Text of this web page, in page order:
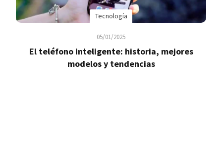
Tecnología
05/01/2025
El teléfono inteligente: historia, mejores
modelos y tendencias